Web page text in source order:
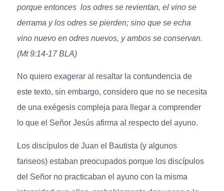
porque entonces los odres se revientan, el vino se
derrama y los odres se pierden; sino que se echa
vino nuevo en odres nuevos, y ambos se conservan.
(Mt 9:14-17 BLA)
No quiero exagerar al resaltar la contundencia de
este texto, sin embargo, considero que no se necesita
de una exégesis compleja para llegar a comprender
lo que el Señor Jesús afirma al respecto del ayuno.
Los discípulos de Juan el Bautista (y algunos
fariseos) estaban preocupados porque los discípulos
del Señor no practicaban el ayuno con la misma